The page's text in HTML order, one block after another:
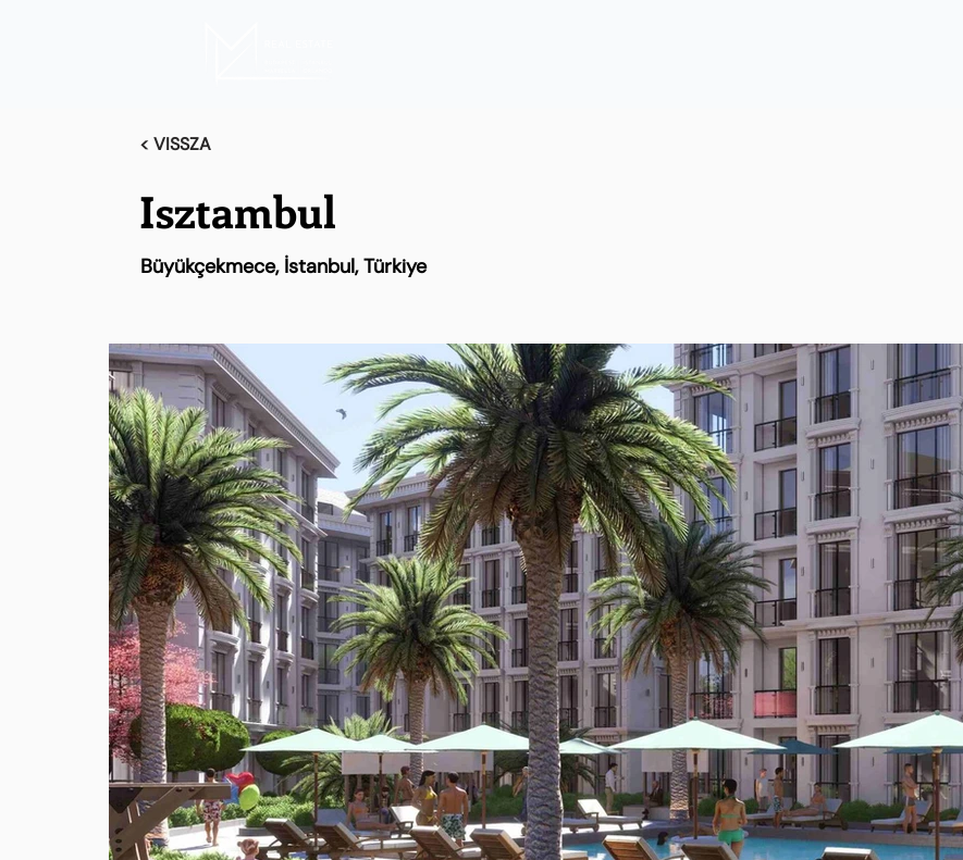
< VISSZA
Isztambul
Büyükçekmece, İstanbul, Türkiye